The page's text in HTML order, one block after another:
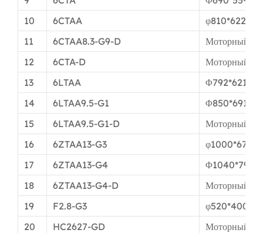
10
6CTAA
φ810*622мм
11
6CTAA8.3-G9-D
Моторный
12
6CTA-D
Моторный
13
6LTAA
Φ792*621мм
14
6LTAA9.5-G1
Φ850*691мм
15
6LTAA9.5-G1-D
Моторный
16
6ZTAA13-G3
17
6ZTAA13-G4
18
6ZTAA13-G4-D
Моторный
19
F2.8-G3
φ520*400мм
20
HC2627-GD
Моторный